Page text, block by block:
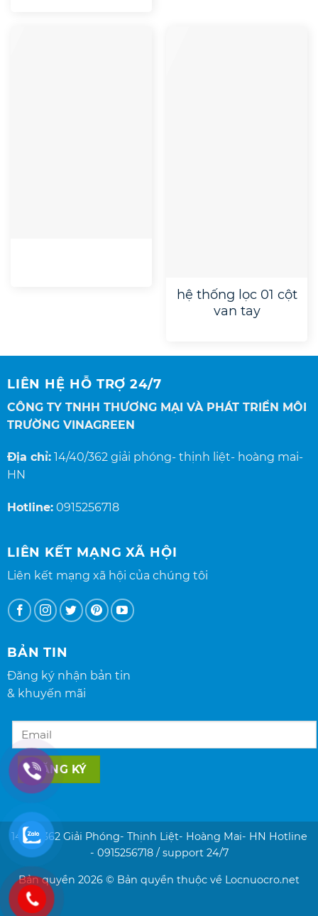
hệ thống lọc 01 cột
van tay
LIÊN HỆ HỖ TRỢ 24/7
CÔNG TY TNHH THƯƠNG MẠI VÀ PHÁT TRIỂN MÔI
TRƯỜNG VINAGREEN
Địa chỉ:14/40/362 giải phóng- thịnh liệt- hoàng mai-
HN
Hotline:0915256718
LIÊN KẾT MẠNG XÃ HỘI
Liên kết mạng xã hội của chúng tôi
BẢN TIN
Đăng ký nhận bản tin
& khuyến mãi
14/40/362 Giải Phóng- Thịnh Liệt- Hoàng Mai- HN Hotline
- 0915256718 / support 24/7
Bản quyền 2026 © Bản quyền thuộc về Locnuocro.net